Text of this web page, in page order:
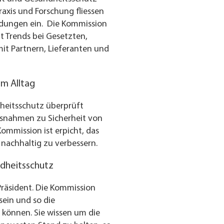
und Forschung fliessen
ein. Die Kommission
bei Gesetzten,
Partnern, Lieferanten und
Alltag
überprüft
zu Sicherheit von
ist erpicht, das
zu verbessern.
Die Kommission
und so die
Sie wissen um die